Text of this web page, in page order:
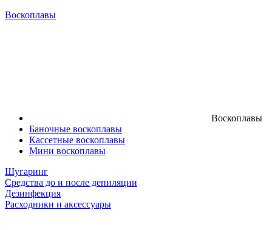
Воскоплавы
Воскоплавы
Баночные воскоплавы
Кассетные воскоплавы
Мини воскоплавы
Шугаринг
Средства до и после депиляции
Дезинфекция
Расходники и аксессуары